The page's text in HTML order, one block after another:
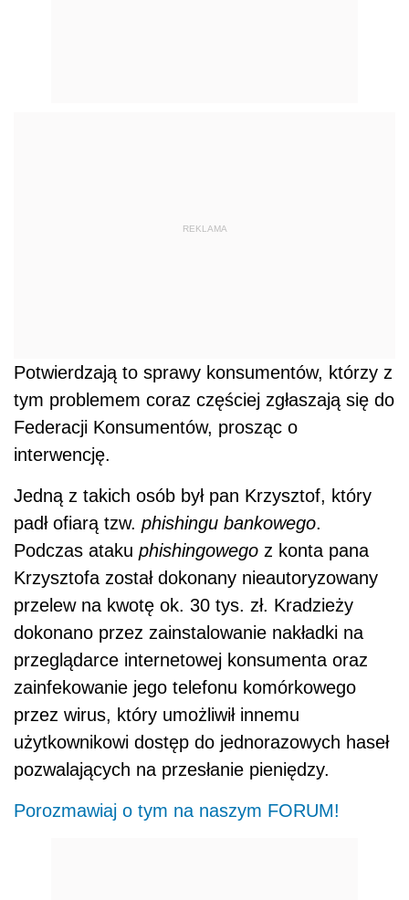
REKLAMA
Potwierdzają to sprawy konsumentów, którzy z
tym problemem coraz częściej zgłaszają się do
Federacji Konsumentów, prosząc o
interwencję.
Jedną z takich osób był pan Krzysztof, który
padł ofiarą tzw. phishingu bankowego.
Podczas ataku phishingowego z konta pana
Krzysztofa został dokonany nieautoryzowany
przelew na kwotę ok. 30 tys. zł. Kradzieży
dokonano przez zainstalowanie nakładki na
przeglądarce internetowej konsumenta oraz
zainfekowanie jego telefonu komórkowego
przez wirus, który umożliwił innemu
użytkownikowi dostęp do jednorazowych haseł
pozwalających na przesłanie pieniędzy.
Porozmawiaj o tym na naszym FORUM!